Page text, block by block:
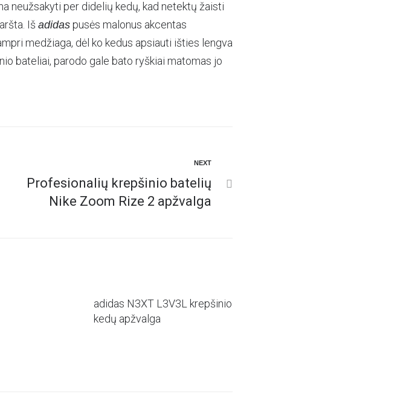
neužsakyti per didelių kedų, kad netektų žaisti
Iš adidas pusės malonus akcentas
medžiaga, dėl ko kedus apsiauti išties lengva
bateliai, parodo gale bato ryškiai matomas jo
NEXT
Profesionalių krepšinio batelių
Nike Zoom Rize 2 apžvalga
adidas N3XT L3V3L krepšinio
kedų apžvalga